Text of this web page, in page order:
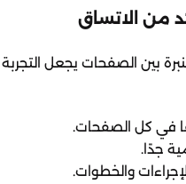
بين الصفحات يجعل التجربة
في كل الصفحات.
جدًا.
والخطوات.